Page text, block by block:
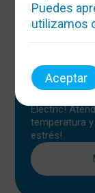
¡Clima
Electric!
temperatura
estrés!
Puedes
utilizamos
Aceptar